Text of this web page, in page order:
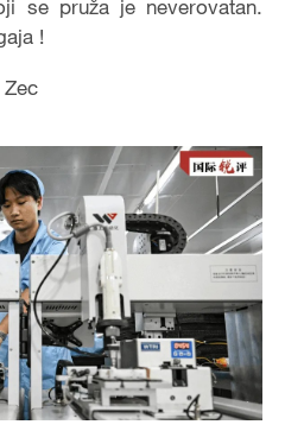
se pruža je neverovatan.
!